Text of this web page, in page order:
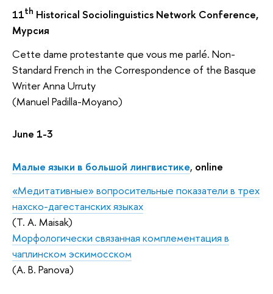
11th Historical Sociolinguistics Network Conference,
Мурсия
Cette dame protestante que vous me parlé. Non-
Standard French in the Correspondence of the Basque
Writer Anna Urruty
(Manuel Padilla-Moyano)
June 1-3
Малые языки в большой лингвистике, online
«Медитативные» вопросительные показатели в трех
нахско-дагестанских языках
(T. A. Maisak)
Морфологически связанная комплементация в
чаплинском эскимосском
(А. B. Panova)